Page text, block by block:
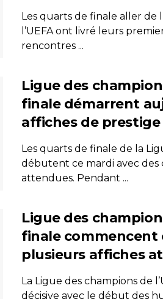
Les quarts de finale aller de
l’UEFA ont livré leurs
rencontres ...
Ligue des
finale démarrent
affiches de prestige
Les quarts de finale de la
débutent ce mardi avec
attendues. Pendant ...
Ligue des
finale commencent
plusieurs affiches
La Ligue des champions de
décisive avec le début des